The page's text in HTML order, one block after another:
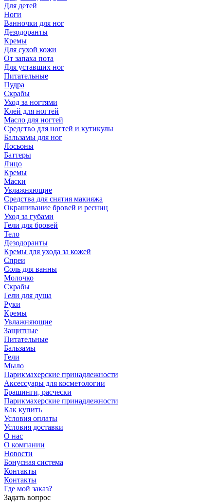
Для детей
Ноги
Ванночки для ног
Дезодоранты
Кремы
Для сухой кожи
От запаха пота
Для уставших ног
Питательные
Пудра
Скрабы
Уход за ногтями
Клей для ногтей
Масло для ногтей
Средство для ногтей и кутикулы
Бальзамы для ног
Лосьоны
Баттеры
Лицо
Кремы
Маски
Увлажняющие
Средства для снятия макияжа
Окрашивание бровей и ресниц
Уход за губами
Гели для бровей
Тело
Дезодоранты
Кремы для ухода за кожей
Спреи
Соль для ванны
Молочко
Скрабы
Гели для душа
Руки
Кремы
Увлажняющие
Защитные
Питательные
Бальзамы
Гели
Мыло
Парикмахерские принадлежности
Аксессуары для косметологии
Брашинги, расчески
Парикмахерские принадлежности
Как купить
Условия оплаты
Условия доставки
О нас
О компании
Новости
Бонусная система
Контакты
Контакты
Где мой заказ?
Задать вопрос